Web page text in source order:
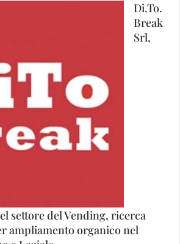
Di.To.
Break
Srl,
settore del Vending, ricerca
ampliamento organico nel